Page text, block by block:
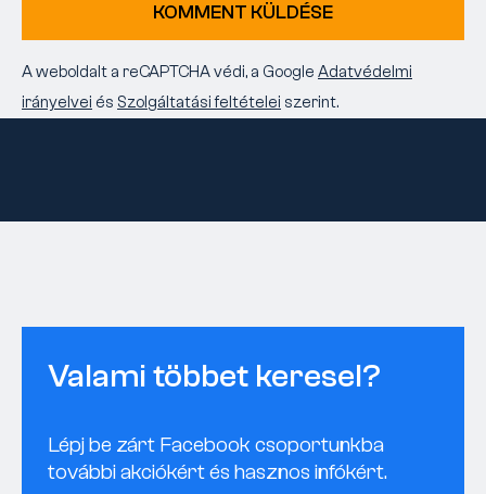
KOMMENT KÜLDÉSE
A weboldalt a reCAPTCHA védi, a Google Adatvédelmi
irányelvei és Szolgáltatási feltételei szerint.
Valami többet keresel?
Lépj be zárt Facebook csoportunkba
további akciókért és hasznos infókért.